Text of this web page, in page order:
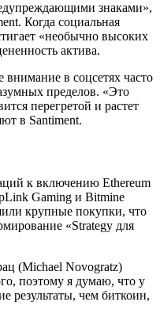
знаками»,
Когда социальная
«необычно высоких
актива.
в соцсетях часто
пределов. «Это
перегретой и растет
в Santiment.
к включению Ethereum
Gaming и Bitmine
крупные покупки, что
«Strategy для
(Michael Novogratz)
поэтому я думаю, что у
результаты, чем биткоин,